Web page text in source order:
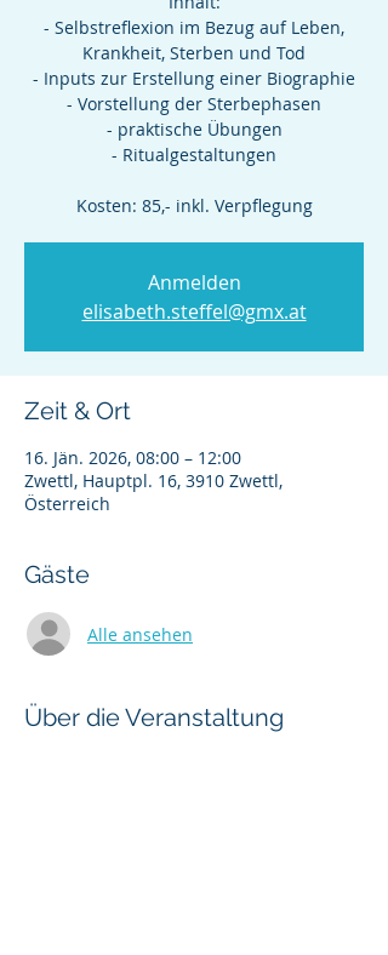
- Selbstreflexion im Bezug auf Leben,
Krankheit, Sterben und Tod
- Inputs zur Erstellung einer Biographie
- Vorstellung der Sterbephasen
- praktische Übungen
- Ritualgestaltungen
Kosten: 85,- inkl. Verpflegung
Anmelden
elisabeth.steffel@gmx.at
Zeit & Ort
16. Jän. 2026, 08:00 – 12:00
Zwettl, Hauptpl. 16, 3910 Zwettl,
Österreich
Gäste
Alle ansehen
Über die Veranstaltung